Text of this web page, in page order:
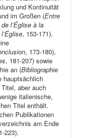
und Kontinuität
im Großen (Entre
l’Église à la
, 153-171).
, 173-180),
, 181-207) sowie
an (Bibliographie
hauptsächlich
aber auch
italienische,
Titel enthält.
Publikationen
am Ende
223).